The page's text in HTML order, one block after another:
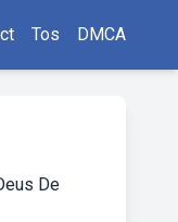
Tos DMCA
De